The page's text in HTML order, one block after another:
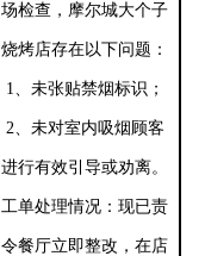
场检查，摩尔城大个子
烧烤店存在以下问题：
1、未张贴禁烟标识；
2、未对室内吸烟顾客
进行有效引导或劝离。
工单处理情况：现已责
令餐厅立即整改，在店